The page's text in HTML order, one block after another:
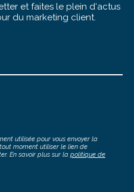
et faites le plein d‘actus
du marketing client.
utilisée pour vous envoyer la
moment utiliser le lien de
En savoir plus sur la politique de